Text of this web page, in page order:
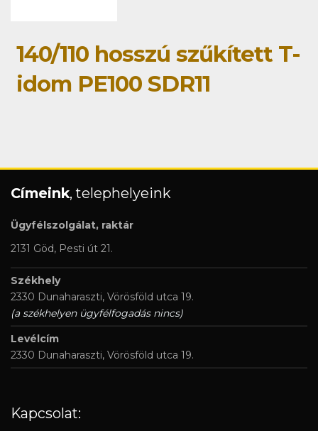
140/110 hosszú szűkített T-
idom PE100 SDR11
Címeink, telephelyeink
Ügyfélszolgálat, raktár
2131 Göd, Pesti út 21.
Székhely
2330 Dunaharaszti, Vörösföld utca 19.
(a székhelyen ügyfélfogadás nincs)
Levélcím
2330 Dunaharaszti, Vörösföld utca 19.
Kapcsolat: